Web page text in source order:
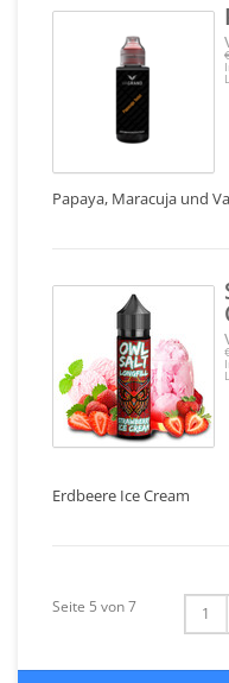
Papaya, Maracuja und
Erdbeere Ice Cream
Seite 5 von 7 1